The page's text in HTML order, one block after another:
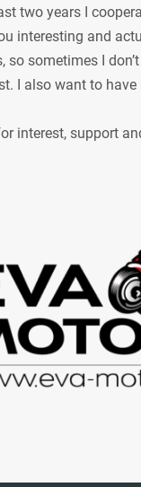
two years I
interesting and
so sometimes I
I also want to
interest, support